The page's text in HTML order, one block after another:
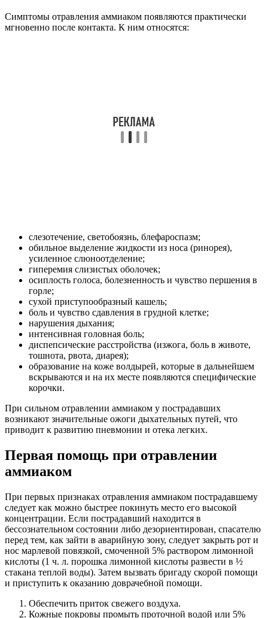
Симптомы отравления аммиаком появляются практически
мгновенно после контакта. К ним относятся:
слезотечение, светобоязнь, блефароспазм;
обильное выделение жидкости из носа (ринорея),
усиленное слюноотделение;
гиперемия слизистых оболочек;
осиплость голоса, болезненность и чувство першения в
горле;
сухой приступообразный кашель;
боль и чувство сдавления в грудной клетке;
нарушения дыхания;
интенсивная головная боль;
диспепсические расстройства (изжога, боль в животе,
тошнота, рвота, диарея);
образование на коже волдырей, которые в дальнейшем
вскрываются и на их месте появляются специфические
корочки.
При сильном отравлении аммиаком у пострадавших
возникают значительные ожоги дыхательных путей, что
приводит к развитию пневмонии и отека легких.
Первая помощь при отравлении
аммиаком
При первых признаках отравления аммиаком пострадавшему
следует как можно быстрее покинуть место его высокой
концентрации. Если пострадавший находится в
бессознательном состоянии либо дезориентирован, спасателю
перед тем, как зайти в аварийную зону, следует закрыть рот и
нос марлевой повязкой, смоченной 5% раствором лимонной
кислоты (1 ч. л. порошка лимонной кислоты развести в ½
стакана теплой воды). Затем вызвать бригаду скорой помощи
и приступить к оказанию доврачебной помощи.
Обеспечить приток свежего воздуха.
Кожные покровы промыть проточной водой или 5%